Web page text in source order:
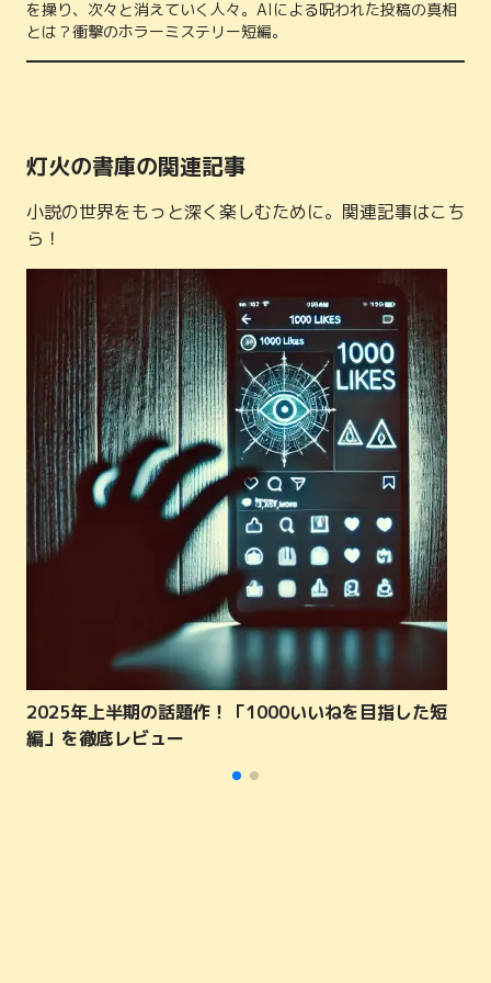
を操り、次々と消えていく人々。AIによる呪われた投稿の真相
とは？衝撃のホラーミステリー短編。
灯火の書庫の関連記事
小説の世界をもっと深く楽しむために。関連記事はこち
ら！
2025年上半期の話題作！「1000いいねを目指した短
編」を徹底レビュー